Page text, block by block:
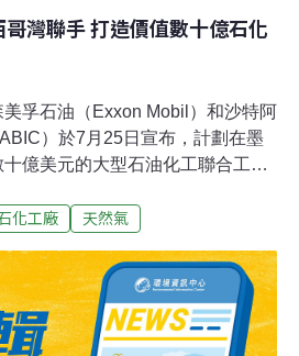
灣聯手 打造價值數十億石化
孚石油（Exxon Mobil）和沙特阿
）於7月25日宣布，計劃在墨
億美元的大型石油化工聯合工廠​​
與路易斯安那州進行選址，預計
驗，此番建廠為兩家公司在美國
工業為沙特本國最大上市公司，
包括鋼鐵、化學中間體、工業化
有70%股權。休斯頓大學能源經
化工廠 天然氣